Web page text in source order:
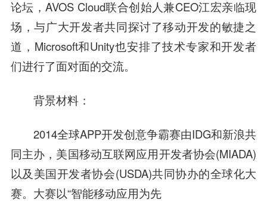
论坛，AVOS Cloud联合创始人兼CEO江宏亲临现
场，与广大开发者共同探讨了移动开发的敏捷之
道，Microsoft和Unity也安排了技术专家和开发者
们进行了面对面的交流。
背景材料：
2014全球APP开发创意争霸赛由IDG和新浪共
同主办，美国移动互联网应用开发者协会(MIADA)
以及美国开发者协会(USDA)共同协办的全球化大
赛。大赛以“智能移动应用为先